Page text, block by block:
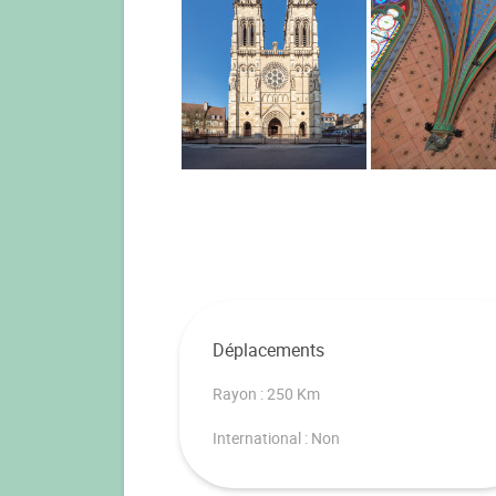
Déplacements
Rayon : 250 Km
International : Non